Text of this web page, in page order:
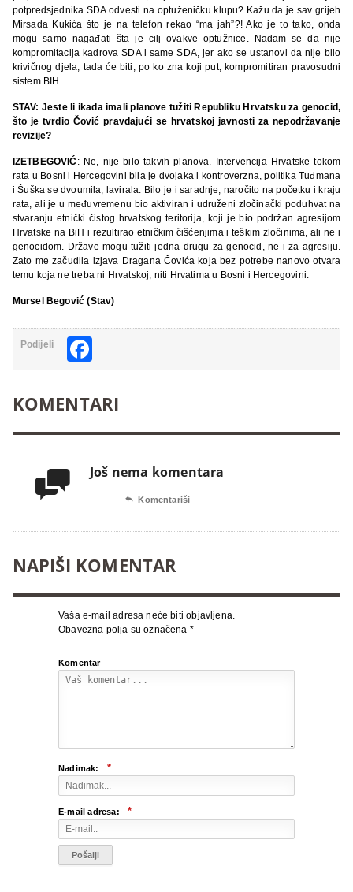
potpredsjednika SDA odvesti na optuženičku klupu? Kažu da je sav grijeh
Mirsada Kukića što je na telefon rekao “ma jah”?! Ako je to tako, onda
mogu samo nagađati šta je cilj ovakve optužnice. Nadam se da nije
kompromitacija kadrova SDA i same SDA, jer ako se ustanovi da nije bilo
krivičnog djela, tada će biti, po ko zna koji put, kompromitiran pravosudni
sistem BIH.
STAV: Jeste li ikada imali planove tužiti Republiku Hrvatsku za genocid,
što je tvrdio Čović pravdajući se hrvatskoj javnosti za nepodržavanje
revizije?
IZETBEGOVIĆ: Ne, nije bilo takvih planova. Intervencija Hrvatske tokom
rata u Bosni i Hercegovini bila je dvojaka i kontroverzna, politika Tuđmana
i Šuška se dvoumila, lavirala. Bilo je i saradnje, naročito na početku i kraju
rata, ali je u međuvremenu bio aktiviran i udruženi zločinački poduhvat na
stvaranju etnički čistog hrvatskog teritorija, koji je bio podržan agresijom
Hrvatske na BiH i rezultirao etničkim čišćenjima i teškim zločinima, ali ne i
genocidom. Države mogu tužiti jedna drugu za genocid, ne i za agresiju.
Zato me začudila izjava Dragana Čovića koja bez potrebe nanovo otvara
temu koja ne treba ni Hrvatskoj, niti Hrvatima u Bosni i Hercegovini.
Mursel Begović (Stav)
Podijeli
KOMENTARI
 Još nema komentara
 Komentariši
NAPIŠI KOMENTAR
Vaša e-mail adresa neće biti objavljena.
Obavezna polja su označena *
Komentar
Nadimak: *
E-mail adresa: *